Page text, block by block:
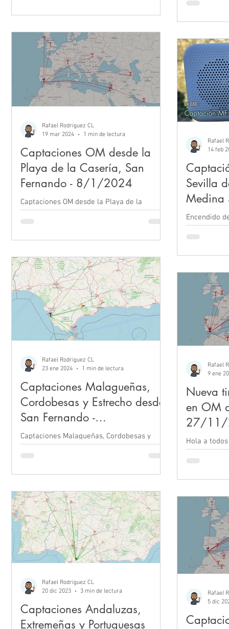
Captaciones OM desde la
Playa de la Casería, San
Fernando - 8/1/2024
Captaciones OM desde la Playa de la
Casería, San Fernando.
Rafael Rodriguez CL
19 mar 2024
1 min de lectura
Sevilla
Medina
13/2/
Encendido de RNE DAB+ en Sevilla
desde
Rafael
14 feb
Captaciones Malagueñas,
Cordobesas y Estrecho desde
San Fernando -
25/12/2023
Captaciones Malagueñas, Cordobesas y
Estrecho de Gibraltar en el dia de navidad.
Rafael Rodriguez CL
23 ene 2024
1 min de lectura
Nueva
en OM
27/11/
Hola a
repasos en
Rafael
9 ene
Captaciones Andaluzas,
Extremeñas y Portuguesas
Rafael Rodriguez CL
20 dic 2023
3 min de lectura
Rafael
5 dic